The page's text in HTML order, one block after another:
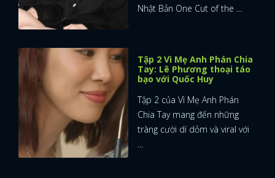
Nhật Bản One Cut of the ...
Tập 2 Vì Mẹ Anh Phán Chia
Tay: Lê Phương thoại táo
bạo với Quốc Huy
Tập 2 của Vì Mẹ Anh Phán
Chia Tay mang đến những
tràng cười dí dỏm và viral với